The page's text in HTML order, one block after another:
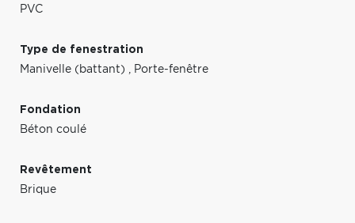
PVC
Type de fenestration
Manivelle (battant) , Porte-fenêtre
Fondation
Béton coulé
Revêtement
Brique